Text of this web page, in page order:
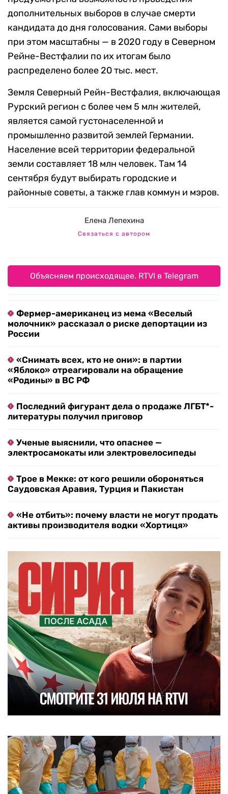
дополнительных выборов в случае смерти
кандидата до дня голосования. Сами выборы
при этом масштабны — в 2020 году в Северном
Рейне-Вестфалии по их итогам было
распределено более 20 тыс. мест.
Земля Северный Рейн-Вестфалия, включающая
Рурский регион с более чем 5 млн жителей,
является самой густонаселенной и
промышленно развитой землей Германии.
Население всей территории федеральной
земли составляет 18 млн человек. Там 14
сентября будут выбирать городские и
районные советы, а также глав коммун и мэров.
Елена Лепехина
Связаться с автором
Объясняем происходящее. RTVI в Telegram
Фермер-американец из мема «Веселый
молочник» рассказал о риске депортации из
России
«Снимать всех, кто не они»: в партии
«Яблоко» отреагировали на обращение
«Родины» в ВС РФ
Последний фигурант дела о продаже ЛГБТ*-
литературы получил приговор
Ученые выяснили, что опаснее —
электросамокаты или электровелосипеды
Трое в Мекке: от кого решили обороняться
Саудовская Аравия, Турция и Пакистан
«Не отбить»: почему власти не могут продать
активы производителя водки «Хортиця»